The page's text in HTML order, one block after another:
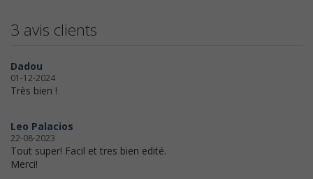
3 avis clients
Dadou
01-12-2024
Très bien !
Leo Palacios
22-08-2023
Tout super! Facil et tres bien edité.
Merci!